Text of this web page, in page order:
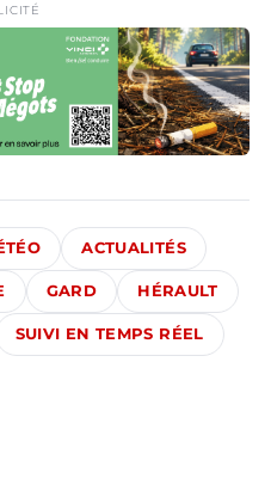
ACTUALITÉS
GARD HÉRAULT
SUIVI EN TEMPS RÉEL